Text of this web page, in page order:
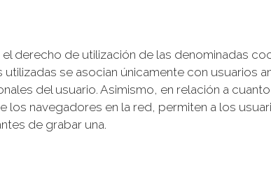
derecho de utilización de las denominadas
se asocian únicamente con usuarios
del usuario. Asimismo, en relación a
los navegadores en la red, permiten a los
de grabar una.